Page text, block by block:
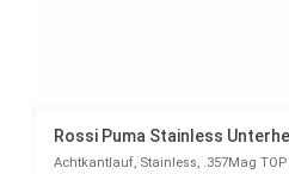
Rossi Puma Stainless
Achtkantlauf, Stainless, .357Mag